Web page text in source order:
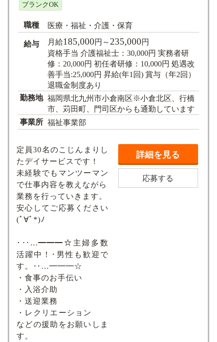
ブランクOK
職種 医療・福祉・介護・保育
給与 月給185,000円～ 235,000円
資格手当 介護福祉士：30,000円 実務者研
修：20,000円 初任者研修：10,000円 処遇改
善手当:25,000円 昇給(年1回) 賞与（年2回）
退職金制度あり
勤務地 福岡県北九州市小倉南区※小倉北区、行橋
市、苅田町、門司区からも通勤しています
事業所 福祉事業部
定員30名のこじんまりし
たデイサービスです！
未経験でもマンツーマン
で仕事内容を教えながら
業務を行っていきます。
安心してご応募ください
(ﾟ∀ﾟ*)ﾉ
･‥…━━━☆主婦多数
活躍中！･男性も歓迎で
す。‥…━━━☆
・食事のお手伝い
・入浴介助
・送迎業務
・レクリエーション
などの援助をお願いしま
す。
詳細を見る
応募する